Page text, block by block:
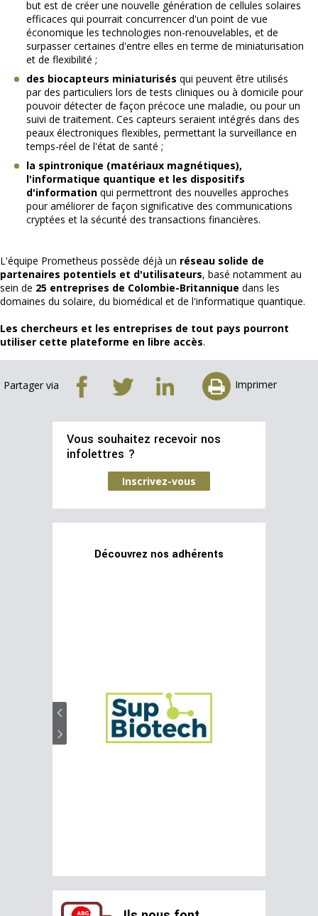
but est de créer une nouvelle génération de cellules solaires
efficaces qui pourrait concurrencer d'un point de vue
économique les technologies non-renouvelables, et de
surpasser certaines d'entre elles en terme de miniaturisation
et de flexibilité ;
des biocapteurs miniaturisés qui peuvent être utilisés
par des particuliers lors de tests cliniques ou à domicile pour
pouvoir détecter de façon précoce une maladie, ou pour un
suivi de traitement. Ces capteurs seraient intégrés dans des
peaux électroniques flexibles, permettant la surveillance en
temps-réel de l'état de santé ;
la spintronique (matériaux magnétiques),
l'informatique quantique et les dispositifs
d'information qui permettront des nouvelles approches
pour améliorer de façon significative des communications
cryptées et la sécurité des transactions financières.
L'équipe Prometheus possède déjà un réseau solide de
partenaires potentiels et d'utilisateurs, basé notamment au
sein de 25 entreprises de Colombie-Britannique dans les
domaines du solaire, du biomédical et de l'informatique quantique.
Les chercheurs et les entreprises de tout pays pourront
utiliser cette plateforme en libre accès.
Partager via Imprimer
Vous souhaitez recevoir nos
infolettres ?
Inscrivez-vous
Découvrez nos adhérents